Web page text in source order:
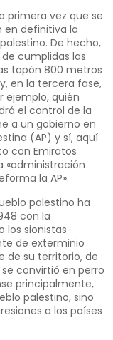
primera vez que se
en definitiva la
De hecho,
cumplidas las
tapón 800 metros
en la tercera fase,
ejemplo, quién
el control de la
a un gobierno en
(AP) y sí, aquí
con Emiratos
«administración
la AP».
palestino ha
con la
los sionistas
de exterminio
de su territorio, de
convirtió en perro
principalmente,
palestino, sino
a los países